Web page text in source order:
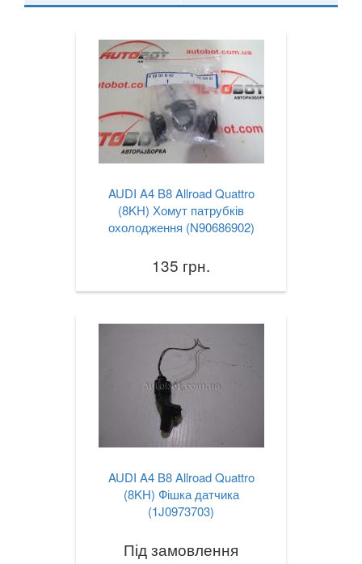
AUDI A4 B8 Allroad Quattro
(8KH) Хомут патрубків
охолодження (N90686902)
135 грн.
AUDI A4 B8 Allroad Quattro
(8KH) Фішка датчика
(1J0973703)
Під замовлення